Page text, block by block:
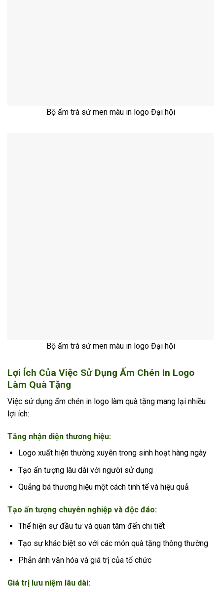
Bộ ấm trà sứ men màu in logo Đại hội
Bộ ấm trà sứ men màu in logo Đại hội
Lợi Ích Của Việc Sử Dụng Ấm Chén In Logo
Làm Quà Tặng
Việc sử dụng ấm chén in logo làm quà tặng mang lại nhiều
lợi ích:
Tăng nhận diện thương hiệu:
Logo xuất hiện thường xuyên trong sinh hoạt hàng ngày
Tạo ấn tượng lâu dài với người sử dụng
Quảng bá thương hiệu một cách tinh tế và hiệu quả
Tạo ấn tượng chuyên nghiệp và độc đáo:
Thể hiện sự đầu tư và quan tâm đến chi tiết
Tạo sự khác biệt so với các món quà tặng thông thường
Phản ánh văn hóa và giá trị của tổ chức
Giá trị lưu niệm lâu dài: